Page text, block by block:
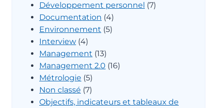
Développement personnel (7)
Documentation (4)
Environnement (5)
Interview (4)
Management (13)
Management 2.0 (16)
Métrologie (5)
Non classé (7)
Objectifs, indicateurs et tableaux de